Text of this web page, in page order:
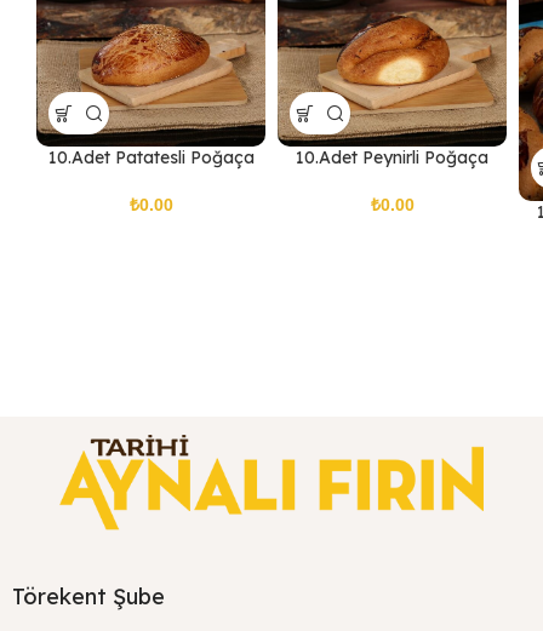
10.Adet Patatesli Poğaça
₺
10.Adet Peynirli Poğaça
₺
Törekent Şube